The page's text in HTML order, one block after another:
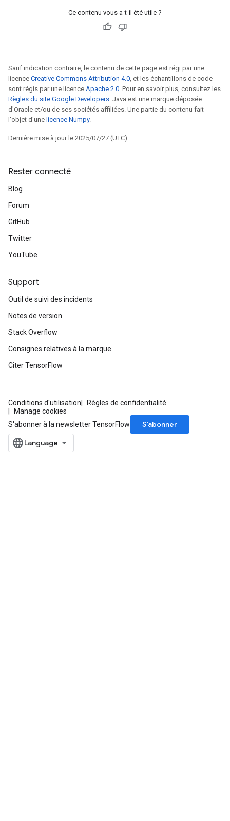
Ce contenu vous a-t-il été utile ?
Sauf indication contraire, le contenu de cette page est régi par une
licence Creative Commons Attribution 4.0, et les échantillons de code
sont régis par une licence Apache 2.0. Pour en savoir plus, consultez les
Règles du site Google Developers. Java est une marque déposée
d'Oracle et/ou de ses sociétés affiliées. Une partie du contenu fait
l'objet d'une licence Numpy.
Dernière mise à jour le 2025/07/27 (UTC).
Rester connecté
Blog
Forum
GitHub
Twitter
YouTube
Support
Outil de suivi des incidents
Notes de version
Stack Overflow
Consignes relatives à la marque
Citer TensorFlow
Conditions d'utilisation
Règles de confidentialité
Manage cookies
S'abonner à la newsletter TensorFlow
S’abonner